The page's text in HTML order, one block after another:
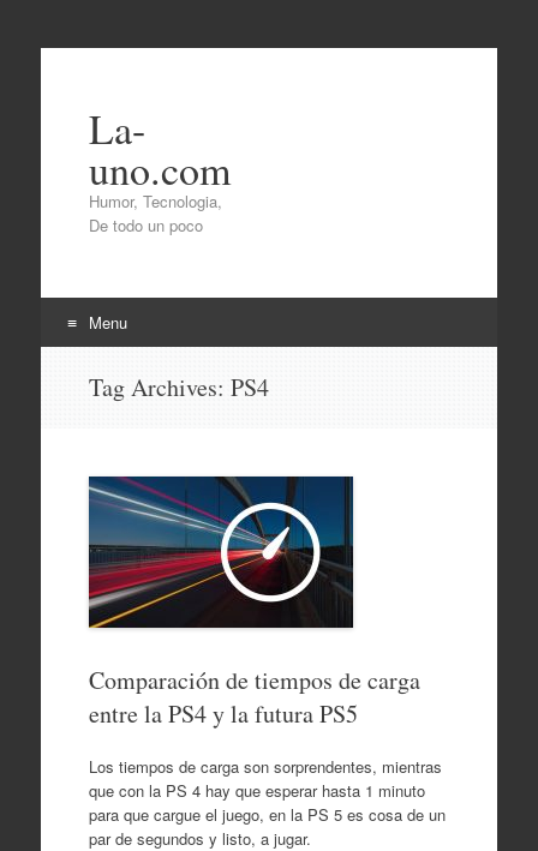
La-
uno.com
Humor, Tecnologia,
De todo un poco
Menu
Tag Archives: PS4
Comparación de tiempos de carga
entre la PS4 y la futura PS5
Los tiempos de carga son sorprendentes, mientras
que con la PS 4 hay que esperar hasta 1 minuto
para que cargue el juego, en la PS 5 es cosa de un
par de segundos y listo, a jugar.